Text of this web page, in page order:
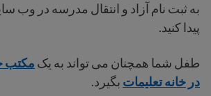
به ثبت نام آزاد و انتقال مدرسه در وب
پیدا کنید.
طفل شما همچنان می تواند به یک مکتب
در خانه تعلیمات بگیرد.